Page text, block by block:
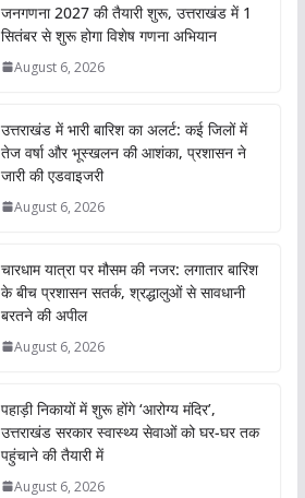
जनगणना 2027 की तैयारी शुरू, उत्तराखंड में 1
सितंबर से शुरू होगा विशेष गणना अभियान
August 6, 2026
उत्तराखंड में भारी बारिश का अलर्ट: कई जिलों में
तेज वर्षा और भूस्खलन की आशंका, प्रशासन ने
जारी की एडवाइजरी
August 6, 2026
चारधाम यात्रा पर मौसम की नजर: लगातार बारिश
के बीच प्रशासन सतर्क, श्रद्धालुओं से सावधानी
बरतने की अपील
August 6, 2026
पहाड़ी निकायों में शुरू होंगे ‘आरोग्य मंदिर’,
उत्तराखंड सरकार स्वास्थ्य सेवाओं को घर-घर तक
पहुंचाने की तैयारी में
August 6, 2026